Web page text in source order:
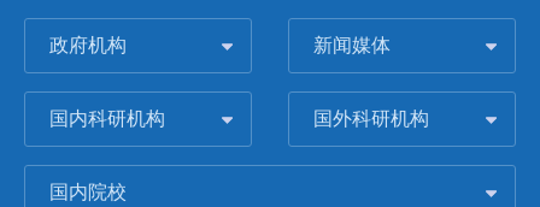
政府机构 新闻媒体
国内科研机构 国外科研机构
国内院校